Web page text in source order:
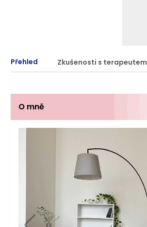
Přehled Zkušenosti s terapeutem
O mně